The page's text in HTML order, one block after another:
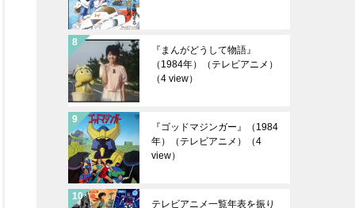
『まんがどうして物語』
（1984年）（テレビアニメ）
（4 view）
『ゴッドマジンガー』（1984
年）（テレビアニメ）
（4
view）
テレビアニメ一覧年表を振り